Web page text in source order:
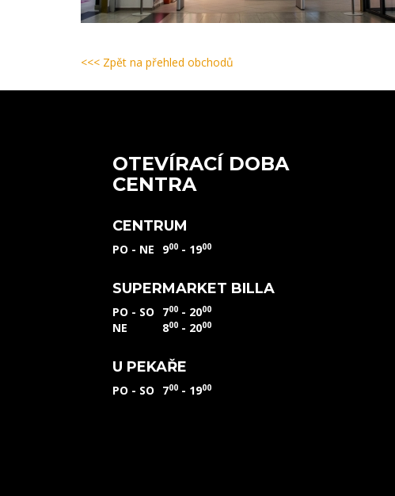
<<< Zpět na přehled obchodů
OTEVÍRACÍ DOBA
CENTRA
CENTRUM
PO - NE 900 - 1900
SUPERMARKET BILLA
PO - SO 700 - 2000
NE 800 - 2000
U PEKAŘE
PO - SO 700 - 1900